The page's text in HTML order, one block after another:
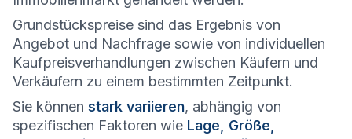
Grundstückspreise sind das Ergebnis von
Angebot und Nachfrage sowie von individuellen
Kaufpreisverhandlungen zwischen Käufern und
Verkäufern zu einem bestimmten Zeitpunkt.
Sie können stark variieren, abhängig von
spezifischen Faktoren wie Lage, Größe,